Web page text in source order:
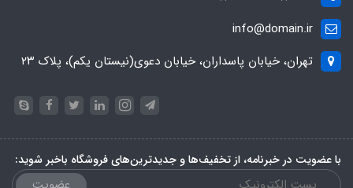
info@domain.ir
تهران، خیابان پاسداران، خیابان دعوی(نیستان یکم)، پلاک ۲۳
با عضویت در خبرنامه، از تخفیف‌ها و جدیدترین‌های فروشگاه باخبر شوید: